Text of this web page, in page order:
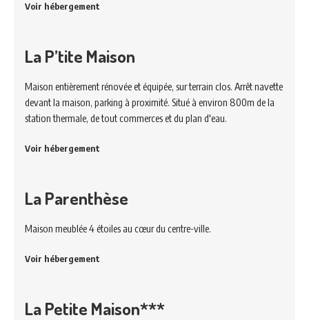
Voir hébergement
La P’tite Maison
Maison entièrement rénovée et équipée, sur terrain clos. Arrêt navette
devant la maison, parking à proximité. Situé à environ 800m de la
station thermale, de tout commerces et du plan d'eau.
Voir hébergement
La Parenthèse
Maison meublée 4 étoiles au cœur du centre-ville.
Voir hébergement
La Petite Maison***